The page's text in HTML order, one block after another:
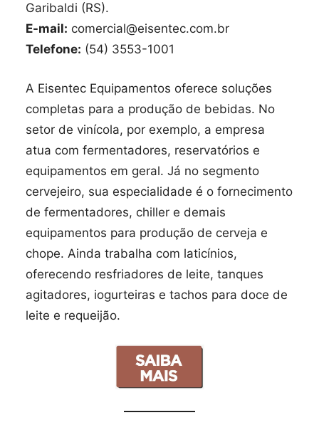
Garibaldi (RS).
E-mail: comercial@eisentec.com.br
Telefone: (54) 3553-1001
A Eisentec Equipamentos oferece soluções
completas para a produção de bebidas. No
setor de vinícola, por exemplo, a empresa
atua com fermentadores, reservatórios e
equipamentos em geral. Já no segmento
cervejeiro, sua especialidade é o fornecimento
de fermentadores, chiller e demais
equipamentos para produção de cerveja e
chope. Ainda trabalha com laticínios,
oferecendo resfriadores de leite, tanques
agitadores, iogurteiras e tachos para doce de
leite e requeijão.